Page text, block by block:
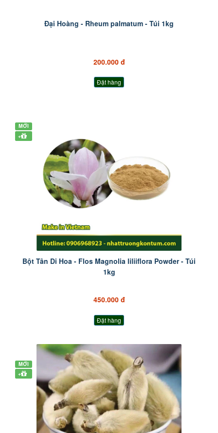
Đại Hoàng - Rheum palmatum - Túi 1kg
200.000 đ
Đặt hàng
MỚI
+
Bột Tân Di Hoa - Flos Magnolia liliiflora Powder - Túi
1kg
450.000 đ
Đặt hàng
MỚI
+